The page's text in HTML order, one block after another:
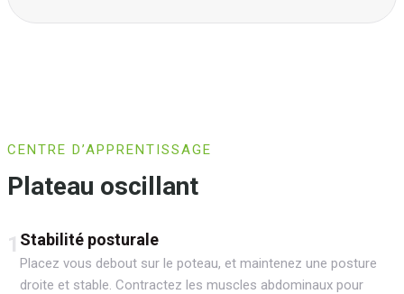
CENTRE D’APPRENTISSAGE
Plateau oscillant
1 Stabilité posturale
Placez vous debout sur le poteau, et maintenez une posture
droite et stable. Contractez les muscles abdominaux pour